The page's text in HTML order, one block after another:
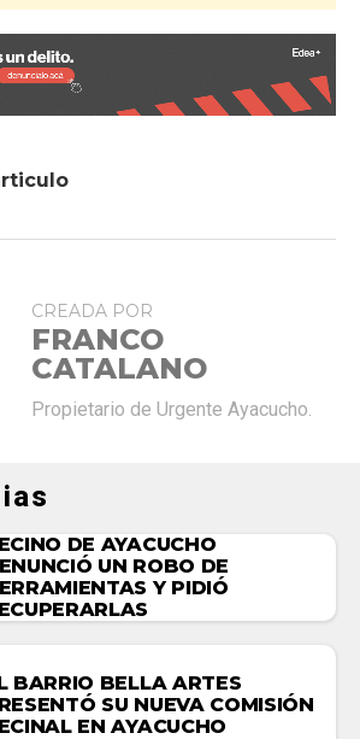
CREADA POR
FRANCO
CATALANO
Propietario de Urgente Ayacucho.
DE AYACUCHO
UN ROBO DE
Y PIDIÓ
BARRIO BELLA ARTES
SU NUEVA COMISIÓN
EN AYACUCHO